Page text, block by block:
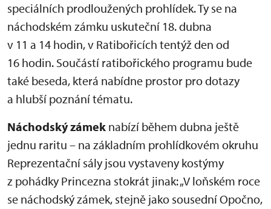
speciálních prodloužených prohlídek. Ty se na
náchodském zámku uskuteční 18. dubna
v 11 a 14 hodin, v Ratibořicích tentýž den od
16 hodin. Součástí ratibořického programu bude
také beseda, která nabídne prostor pro dotazy
a hlubší poznání tématu.
Náchodský zámek nabízí během dubna ještě
jednu raritu – na základním prohlídkovém okruhu
Reprezentační sály jsou vystaveny kostýmy
z pohádky Princezna stokrát jinak: „V loňském roce
se náchodský zámek, stejně jako sousední Opočno,